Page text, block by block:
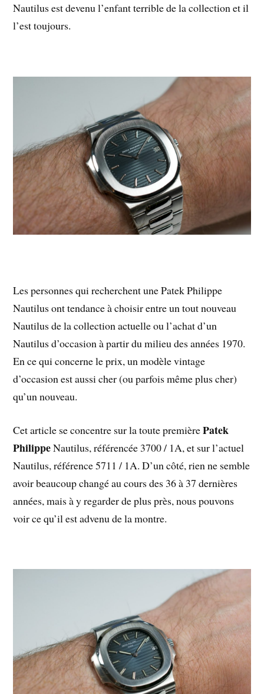
Nautilus est devenu l’enfant terrible de la collection et il
l’est toujours.
Les personnes qui recherchent une Patek Philippe
Nautilus ont tendance à choisir entre un tout nouveau
Nautilus de la collection actuelle ou l’achat d’un
Nautilus d’occasion à partir du milieu des années 1970.
En ce qui concerne le prix, un modèle vintage
d’occasion est aussi cher (ou parfois même plus cher)
qu’un nouveau.
Cet article se concentre sur la toute premièrePatek
PhilippeNautilus, référencée 3700 / 1A, et sur l’actuel
Nautilus, référence 5711 / 1A. D’un côté, rien ne semble
avoir beaucoup changé au cours des 36 à 37 dernières
années, mais à y regarder de plus près, nous pouvons
voir ce qu’il est advenu de la montre.